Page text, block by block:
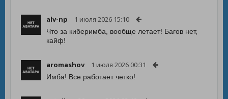
alv-np 1 июля 2026 15:10
Что за киберимба, вообще летает! Багов нет,
кайф!
aromashov 1 июля 2026 00:31
Имба! Все работает четко!